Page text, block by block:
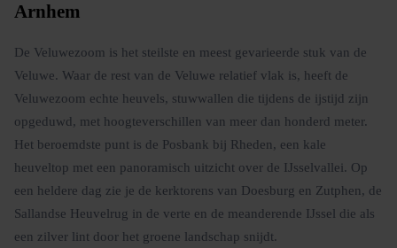
Arnhem
De Veluwezoom is het steilste en meest gevarieerde stuk van de
Veluwe. Waar de rest van de Veluwe relatief vlak is, heeft de
Veluwezoom echte heuvels, stuwwallen die tijdens de ijstijd zijn
opgeduwd, met hoogteverschillen van meer dan honderd meter.
Het beroemdste punt is de Posbank bij Rheden, een kale
heuveltop met een panoramisch uitzicht over de IJsselvallei. Op
een heldere dag zie je de kerktorens van Doesburg en Zutphen, de
Sallandse Heuvelrug in de verte en de meanderende IJssel die als
een zilver lint door het groene landschap snijdt.